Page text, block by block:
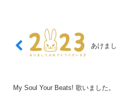
あけま
My Soul Your Beats! 歌いました。